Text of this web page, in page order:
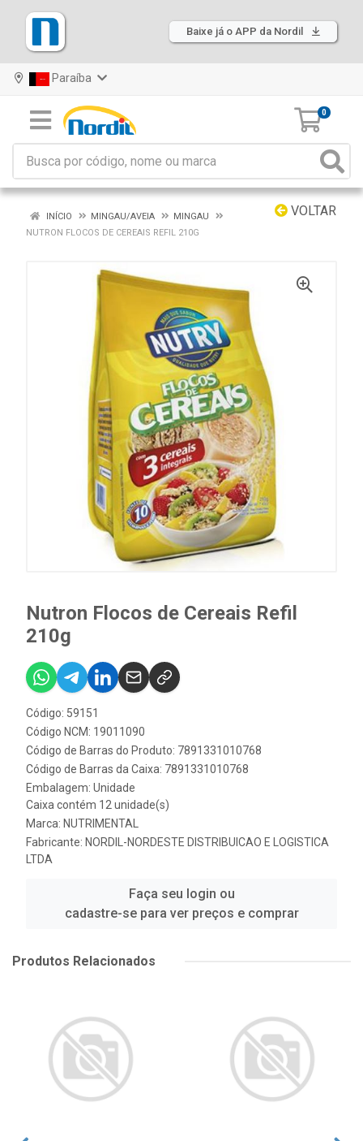
Baixe já o APP da Nordil
Paraíba
0
VOLTAR
INÍCIO MINGAU/AVEIA
MINGAU
NUTRON FLOCOS DE CEREAIS REFIL 210G
Nutron Flocos de Cereais Refil
210g
Código: 59151
Código NCM: 19011090
Código de Barras do Produto: 7891331010768
Código de Barras da Caixa: 7891331010768
Embalagem: Unidade
Caixa contém 12 unidade(s)
Marca: NUTRIMENTAL
Fabricante: NORDIL-NORDESTE DISTRIBUICAO E LOGISTICA
LTDA
Faça seu login ou
cadastre-se para ver preços e comprar
Produtos Relacionados